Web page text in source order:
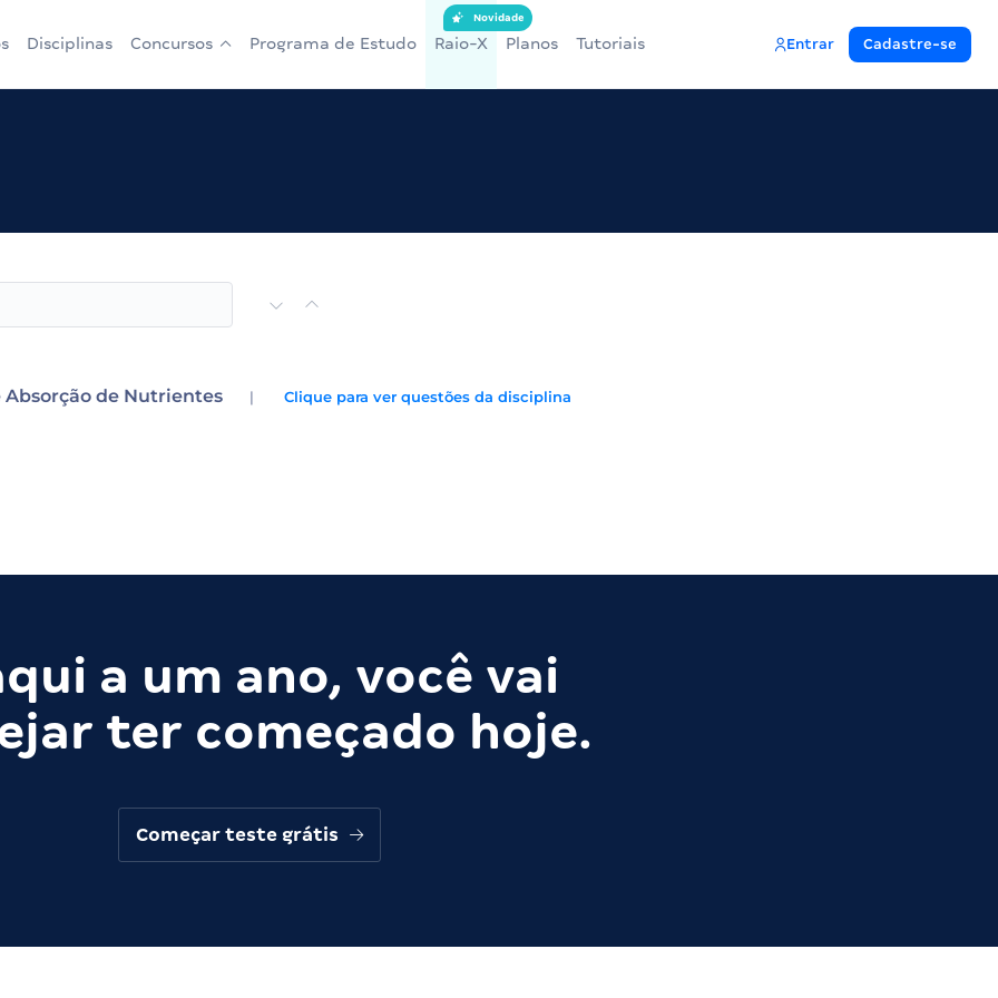
Disciplinas Concursos Programa de Estudo Raio-X
Novidade
Planos Tutoriais Entrar Cadastre-se
de Nutrientes | Clique para ver questões da disciplina
a um ano, você vai
ter começado hoje.
Começar teste grátis